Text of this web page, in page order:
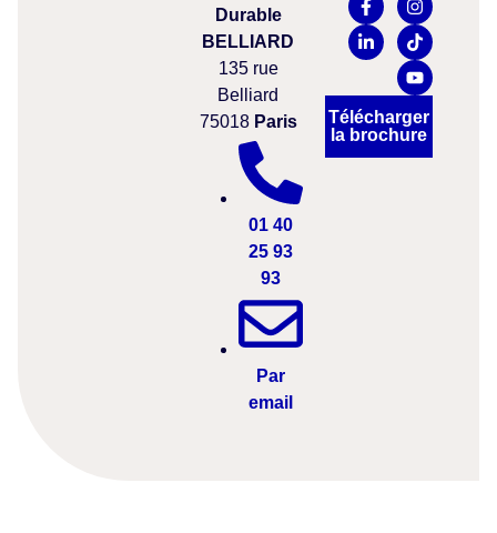
Durable
BELLIARD
135 rue
Belliard
75018 Paris
01 40
25 93
93
Par
email
Télécharger
la brochure